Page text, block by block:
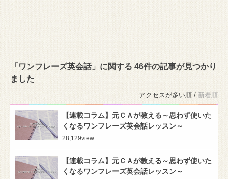
「ワンフレーズ英会話」に関する 46件の記事が見つかり
ました
アクセスが多い順 / 新着順
【連載コラム】元ＣＡが教える～思わず使いた
くなるワンフレーズ英会話レッスン～
28,129view
【連載コラム】元ＣＡが教える～思わず使いた
くなるワンフレーズ英会話レッスン～